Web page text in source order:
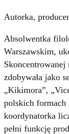
Autorka,
Absolwentka
Warszawskim,
zdobywała jako
„Kikimora”,
polskich formach
koordynatorka
pełni funkcję